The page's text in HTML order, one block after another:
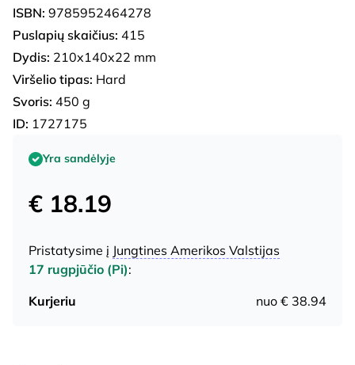
ISBN: 9785952464278
Puslapių skaičius: 415
Dydis: 210x140x22 mm
Viršelio tipas: Hard
Svoris: 450 g
ID: 1727175
Yra sandėlyje
€ 18.19
Pristatysime į Jungtines Amerikos Valstijas
17 rugpjūčio (Pi):
Kurjeriu
nuo € 38.94